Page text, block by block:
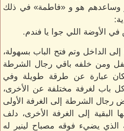
وساعدهم هو و «فاطمة» في ذلك
الأوضة اللي جوا يا فندم.
الداخل وتم فتح الباب بسهولة،
ومن خلفه باقي رجال الشرطة
عبارة عن طرقة طويلة وفي
باب لغرفة مختلفة عن الأخرى،
رجال الشرطة إلى الغرفة الأولى
البقية إلى الغرفة الأخرى، دلف
الذي يضيء فوقه مصباح لينير له